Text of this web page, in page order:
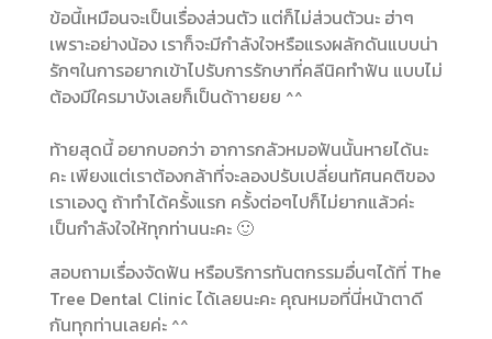
ข้อนี้เหมือนจะเป็นเรื่องส่วนตัว แต่ก็ไม่ส่วนตัวนะ ฮ่าๆ
เพราะอย่างน้อง เราก็จะมีกำลังใจหรือแรงผลักดันแบบน่า
รักๆในการอยากเข้าไปรับการรักษาที่คลีนิคทำฟัน แบบไม่
ต้องมีใครมาบังเลยก็เป็นด้าายยย ^^
ท้ายสุดนี้ อยากบอกว่า อาการกลัวหมอฟันนั้นหายได้นะ
คะ เพียงแต่เราต้องกล้าที่จะลองปรับเปลี่ยนทัศนคติของ
เราเองดู ถ้าทำได้ครั้งแรก ครั้งต่อๆไปก็ไม่ยากแล้วค่ะ
เป็นกำลังใจให้ทุกท่านนะคะ 🙂
สอบถามเรื่องจัดฟัน หรือบริการทันตกรรมอื่นๆได้ที่ The
Tree Dental Clinic ได้เลยนะคะ คุณหมอที่นี่หน้าตาดี
กันทุกท่านเลยค่ะ ^^